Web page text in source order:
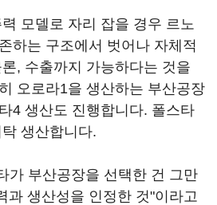
모델로 자리 잡을 경우 르노
하는 구조에서 벗어나 자체적
, 수출까지 가능하다는 것을
오로라1을 생산하는 부산공장
4 생산도 진행합니다. 폴스타
생산합니다.
가 부산공장을 선택한 건 그만
과 생산성을 인정한 것"이라고